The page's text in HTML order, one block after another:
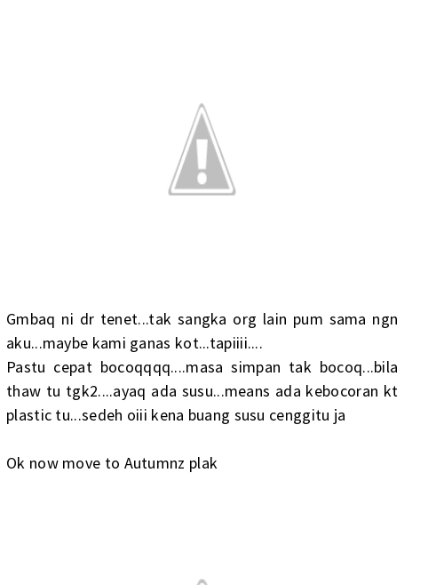
Gmbaq ni dr tenet...tak sangka org lain pum sama ngn
aku...maybe kami ganas kot...tapiiii....
Pastu cepat bocoqqqq....masa simpan tak bocoq...bila
thaw tu tgk2....ayaq ada susu...means ada kebocoran kt
plastic tu...sedeh oiii kena buang susu cenggitu ja
Ok now move to Autumnz plak